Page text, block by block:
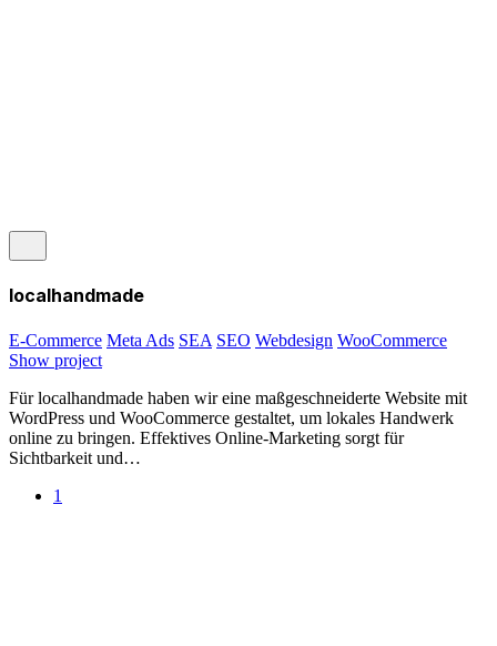
localhandmade
E-Commerce Meta Ads SEA SEO Webdesign WooCommerce
Show project
Für localhandmade haben wir eine maßgeschneiderte Website mit
WordPress und WooCommerce gestaltet, um lokales Handwerk
online zu bringen. Effektives Online-Marketing sorgt für
Sichtbarkeit und…
1